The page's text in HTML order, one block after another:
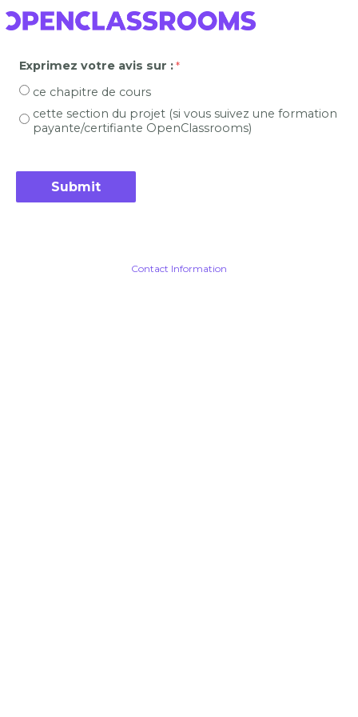
Exprimez votre avis sur :
ce chapitre de cours
cette section du projet (si vous suivez une formation
payante/certifiante OpenClassrooms)
Contact Information